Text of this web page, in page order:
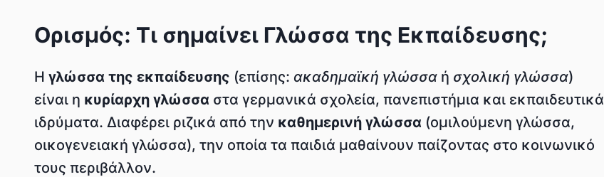
Ορισμός: Τι σημαίνει Γλώσσα της Εκπαίδευσης;
Η γλώσσα της εκπαίδευσης (επίσης: ακαδημαϊκή γλώσσα ή σχολική γλώσσα)
είναι η κυρίαρχη γλώσσα στα γερμανικά σχολεία, πανεπιστήμια και εκπαιδευτικά
ιδρύματα. Διαφέρει ριζικά από την καθημερινή γλώσσα (ομιλούμενη γλώσσα,
οικογενειακή γλώσσα), την οποία τα παιδιά μαθαίνουν παίζοντας στο κοινωνικό
τους περιβάλλον.